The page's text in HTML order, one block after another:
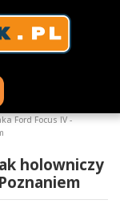
Ford Focus IV -
holowniczy